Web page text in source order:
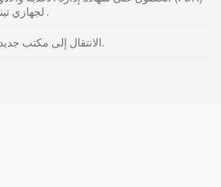
لجهازي تينثيرما وتينثيرا .
الانتقال إلى مكتب جديد في جانجنام.